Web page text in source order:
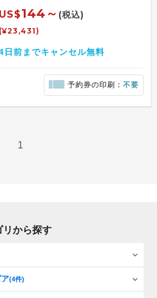
US$144～ (税込)
(¥23,431)
日前までキャンセル無料
予約券の印刷：不要
1
リから探す
ア(4件)